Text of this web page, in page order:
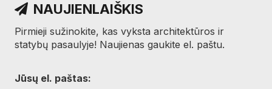
NAUJIENLAIŠKIS
Pirmieji sužinokite, kas vyksta architektūros ir
statybų pasaulyje! Naujienas gaukite el. paštu.
Jūsų el. paštas: